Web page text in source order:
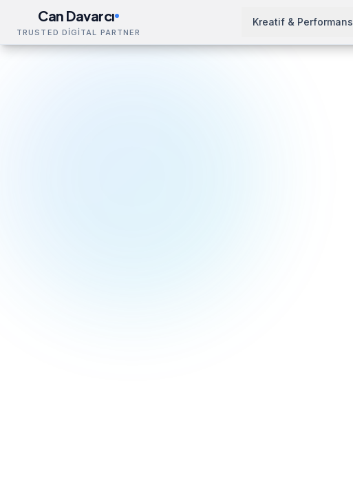
Can Davarcı
TRUSTED DİGİTAL PARTNER
Kreatif & Performans
İçeriğe geç